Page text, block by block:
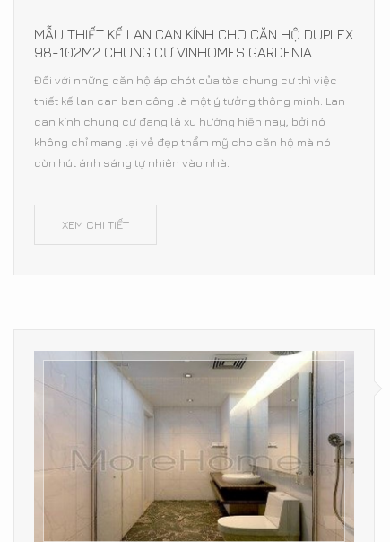
MẪU THIẾT KẾ LAN CAN KÍNH CHO CĂN HỘ DUPLEX
98-102M2 CHUNG CƯ VINHOMES GARDENIA
Đối với những căn hộ áp chót của tòa chung cư thì việc
thiết kế lan can ban công là một ý tưởng thông minh. Lan
can kính chung cư đang là xu hướng hiện nay, bởi nó
không chỉ mang lại vẻ đẹp thẩm mỹ cho căn hộ mà nó
còn hút ánh sáng tự nhiên vào nhà.
XEM CHI TIẾT